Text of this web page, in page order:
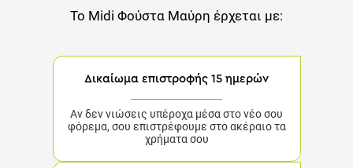
Το Midi Φούστα Μαύρη έρχεται με:
Δικαίωμα επιστροφής 15 ημερών
Αν δεν νιώσεις υπέροχα μέσα στο νέο σου
φόρεμα, σου επιστρέφουμε στο ακέραιο τα
χρήματα σου